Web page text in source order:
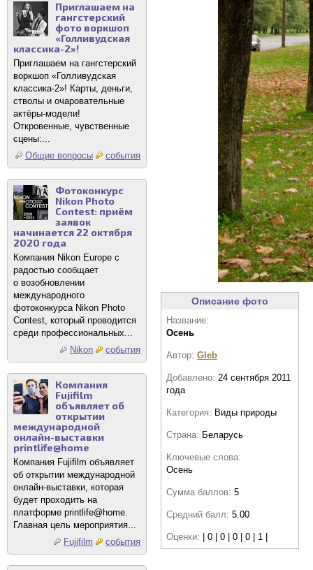
Приглашаем на
гангстерский
фото воркшоп
«Голливудская
классика-2»!
Приглашаем на гангстерский
воркшоп «Голливудская
классика-2»! Карты, деньги,
стволы и очаровательные
актёры-модели!
Откровенные, чувственные
сцены:...
Общие вопросы
события
Фотоконкурс
Nikon Photo
Contest: приём
заявок
начинается 22 октября
2020 года
Компания Nikon Europe с
радостью сообщает
о возобновлении
международного
фотоконкурса Nikon Photo
Contest, который проводится
среди профессиональных...
Nikon
события
Компания
Fujifilm
объявляет об
открытии
международной
онлайн-выставки
printlife@home
Компания Fujifilm объявляет
об открытии международной
онлайн-выставки, которая
будет проходить на
платформе printlife@home.
Главная цель мероприятия...
Fujifilm
события
Описание фото
Название:
Осень
Автор: Gleb
Добавлено: 24 сентября 2011
года
Категория: Виды природы
Страна: Беларусь
Ключевые слова:
Осень
Сумма баллов: 5
Средний балл: 5.00
Оценки: | 0 | 0 | 0 | 0 | 1 |